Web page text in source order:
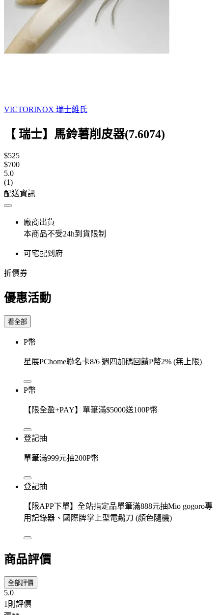
VICTORINOX 瑞士維氏
【 瑞士】馬鈴薯削皮器(7.6074)
$525
$700
5.0
(1)
配送資訊
廠商出貨
本商品不受24h到貨限制
可宅配到府
折價券
優惠活動
看全部
P幣
星展PChome聯名卡8/6 週四加碼回饋P幣2% (無上限)
P幣
【限全盈+PAY】單筆滿$5000送100P幣
登記抽
單筆滿999元抽200P幣
登記抽
【限APP下單】全站指定品單筆滿888元抽Mio gogoro專
用記錄器、國際牌掌上型電鬍刀 (顏色隨機)
商品評價
全部評價
5.0
1則評價